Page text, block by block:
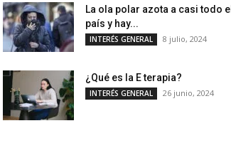
La ola polar azota a casi todo el
país y hay...
INTERÉS GENERAL 8 julio, 2024
¿Qué es la E terapia?
INTERÉS GENERAL 26 junio, 2024